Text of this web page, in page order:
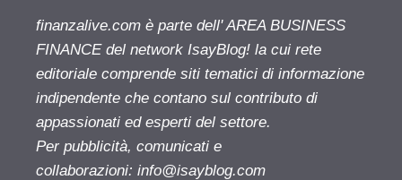
finanzalive.com è parte dell' AREA BUSINESS
FINANCE del network IsayBlog! la cui rete
editoriale comprende siti tematici di informazione
indipendente che contano sul contributo di
appassionati ed esperti del settore.
Per pubblicità, comunicati e
collaborazioni: info@isayblog.com